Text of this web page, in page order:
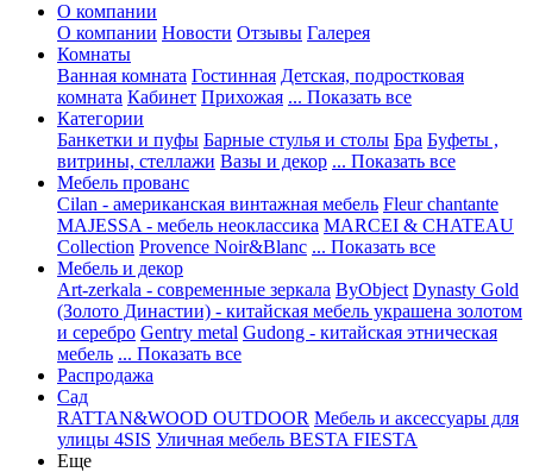
О компании
О компании Новости Отзывы Галерея
Комнаты
Ванная комната Гостинная Детская, подростковая
комната Кабинет Прихожая ... Показать все
Категории
Банкетки и пуфы Барные стулья и столы Бра Буфеты ,
витрины, стеллажи Вазы и декор ... Показать все
Мебель прованс
Cilan - американская винтажная мебель Fleur chantante
MAJESSA - мебель неоклассика MARCEI & CHATEAU
Collection Provence Noir&Blanc ... Показать все
Мебель и декор
Art-zerkala - современные зеркала ByObject Dynasty Gold
(Золото Династии) - китайская мебель украшена золотом
и серебро Gentry metal Gudong - китайская этническая
мебель ... Показать все
Распродажа
Сад
RATTAN&WOOD OUTDOOR Мебель и аксессуары для
улицы 4SIS Уличная мебель BESTA FIESTA
Еще